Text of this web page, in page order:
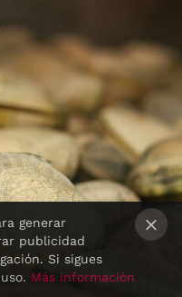
generar
publicidad
Si sigues
Más información